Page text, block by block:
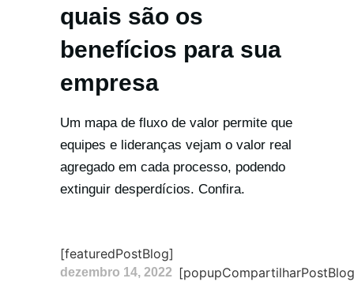
quais são os
benefícios para sua
empresa
Um mapa de fluxo de valor permite que
equipes e lideranças vejam o valor real
agregado em cada processo, podendo
extinguir desperdícios. Confira.
[featuredPostBlog]
dezembro 14, 2022